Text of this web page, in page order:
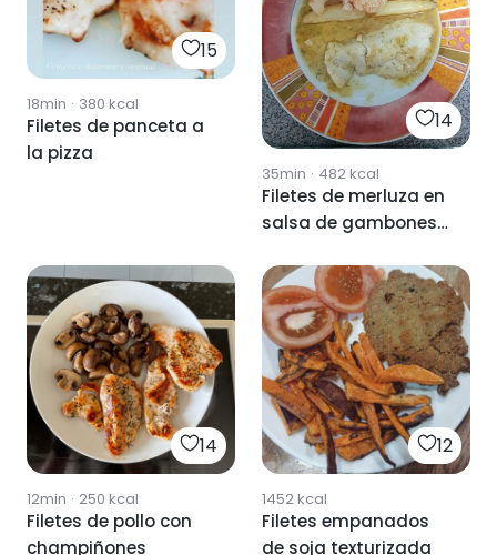
15
18min · 380 kcal
Filetes de panceta a
la pizza
14
35min · 482kcal
Filetes de merluza en
salsa de gambones
blancos
14
12min · 250 kcal
Filetes de pollo con
champiñones
12
1452kcal
Filetes empanados
de soja texturizada